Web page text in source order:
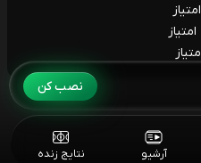
آرشیو نتایج زنده
نصب کن